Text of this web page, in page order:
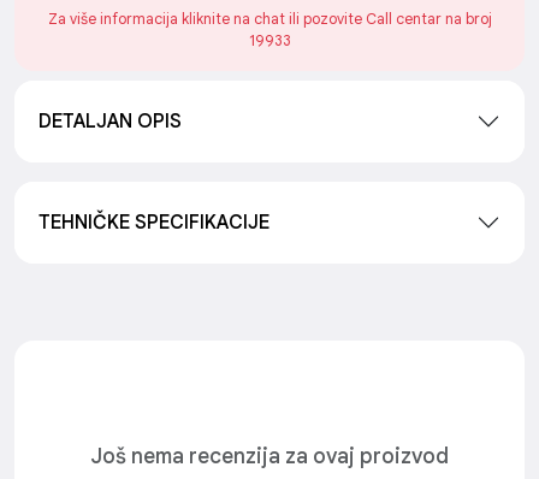
Za više informacija kliknite na chat ili pozovite Call centar na broj
19933
DETALJAN OPIS
TEHNIČKE SPECIFIKACIJE
Još nema recenzija za ovaj proizvod